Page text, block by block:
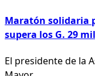
Maratón solidaria
supera los G. 29
El presidente de la